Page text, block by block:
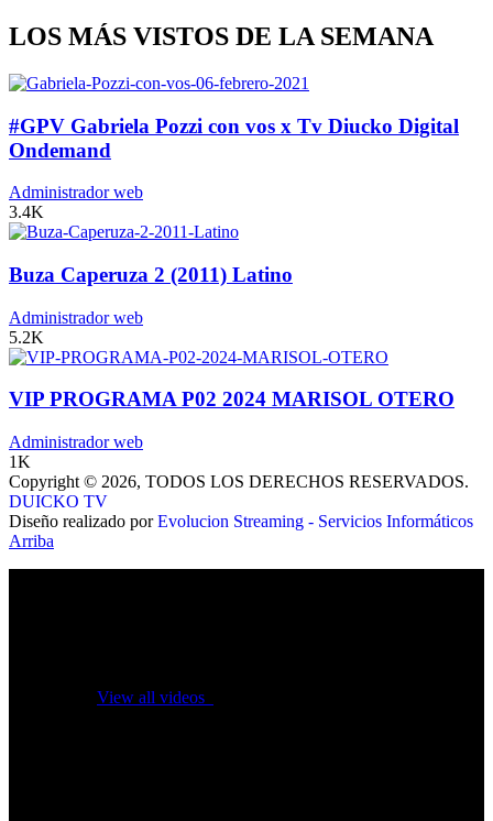
LOS MÁS VISTOS DE LA SEMANA
#GPV Gabriela Pozzi con vos x Tv Diucko Digital
Ondemand
Administrador web
3.4K
Buza Caperuza 2 (2011) Latino
Administrador web
5.2K
VIP PROGRAMA P02 2024 MARISOL OTERO
Administrador web
1K
Copyright © 2026, TODOS LOS DERECHOS RESERVADOS.
DUICKO TV
Diseño realizado porEvolucion Streaming - Servicios Informáticos
Arriba
View all videos